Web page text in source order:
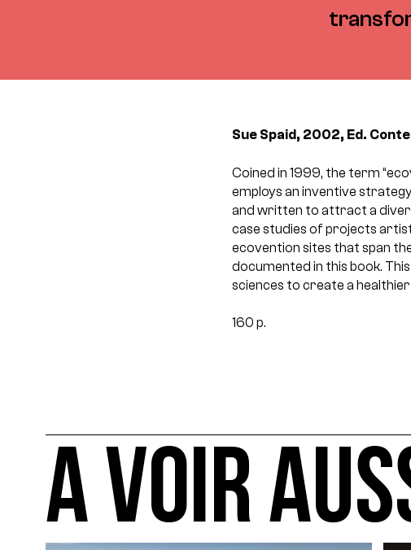
Sue Spaid, 2002, Ed.
Coined in 1999, the term
employs an inventive
and written to attract a
case studies of projects
ecovention sites that span
documented in this book.
sciences to create a
160 p.
A VOIR